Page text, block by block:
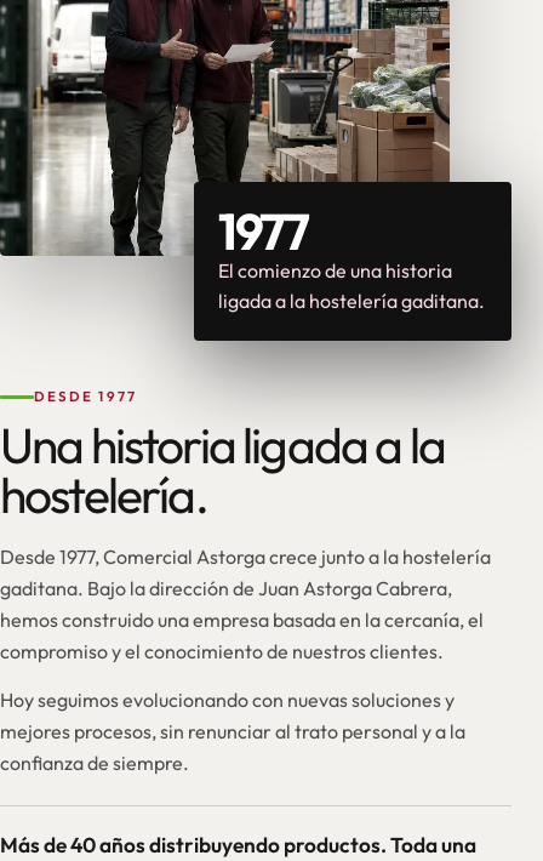
1977
El comienzo de una historia
ligada a la hostelería gaditana.
DESDE 1977
Una historia ligada a la
hostelería.
Desde 1977, Comercial Astorga crece junto a la hostelería
gaditana. Bajo la dirección de Juan Astorga Cabrera,
hemos construido una empresa basada en la cercanía, el
compromiso y el conocimiento de nuestros clientes.
Hoy seguimos evolucionando con nuevas soluciones y
mejores procesos, sin renunciar al trato personal y a la
confianza de siempre.
Más de 40 años distribuyendo productos. Toda una